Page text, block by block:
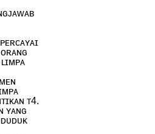
ᴛ4.
ʏᴀɴɢ